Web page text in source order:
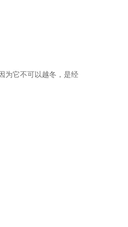
为它不可以越冬，是经